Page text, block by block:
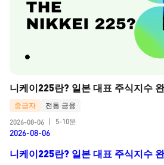
니케이225란? 일본 대표 주식지수
중급자
전통 금융
2026-08-06
5-10분
2026-08-06
니케이225란? 일본 대표 주식지수